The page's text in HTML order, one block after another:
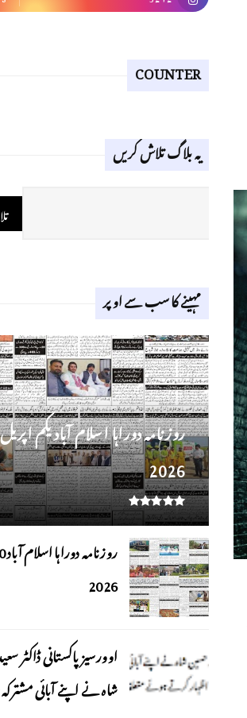
COUNTER
یہ بلاگ تلاش کریں
مہینے کا سب سے اوپر
روز نامہ دوراہا اسلام آباد یکم اپریل
2026
2026
اوورسیز پاکستانی ڈاکٹر
شاہ نے اپنے آبائی